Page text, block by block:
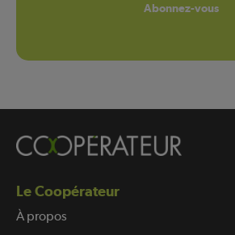
Abonnez-vous
Le Coopérateur
À propos